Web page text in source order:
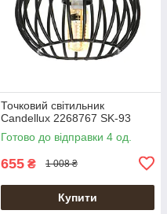
Точковий світильник
Candellux 2268767 SK-93
Готово до відправки 4 од.
655 ₴ 1 008 ₴
Купити